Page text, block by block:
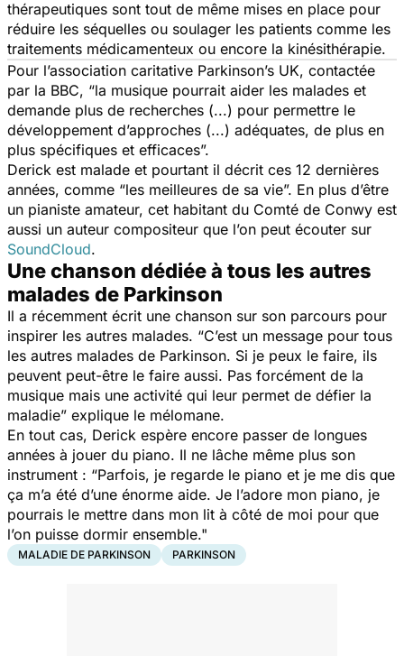
thérapeutiques sont tout de même mises en place pour
réduire les séquelles ou soulager les patients comme les
traitements médicamenteux ou encore la kinésithérapie.
Pour l’association caritative Parkinson’s UK, contactée
par la BBC, “la musique pourrait aider les malades et
demande plus de recherches (...) pour permettre le
développement d’approches (...) adéquates, de plus en
plus spécifiques et efficaces”.
Derick est malade et pourtant il décrit ces 12 dernières
années, comme “les meilleures de sa vie”. En plus d’être
un pianiste amateur, cet habitant du Comté de Conwy est
aussi un auteur compositeur que l’on peut écouter sur
SoundCloud.
Une chanson dédiée à tous les autres
malades de Parkinson
Il a récemment écrit une chanson sur son parcours pour
inspirer les autres malades. “C’est un message pour tous
les autres malades de Parkinson. Si je peux le faire, ils
peuvent peut-être le faire aussi. Pas forcément de la
musique mais une activité qui leur permet de défier la
maladie” explique le mélomane.
En tout cas, Derick espère encore passer de longues
années à jouer du piano. Il ne lâche même plus son
instrument : “Parfois, je regarde le piano et je me dis que
ça m’a été d’une énorme aide. Je l’adore mon piano, je
pourrais le mettre dans mon lit à côté de moi pour que
l’on puisse dormir ensemble."
MALADIE DE PARKINSON PARKINSON